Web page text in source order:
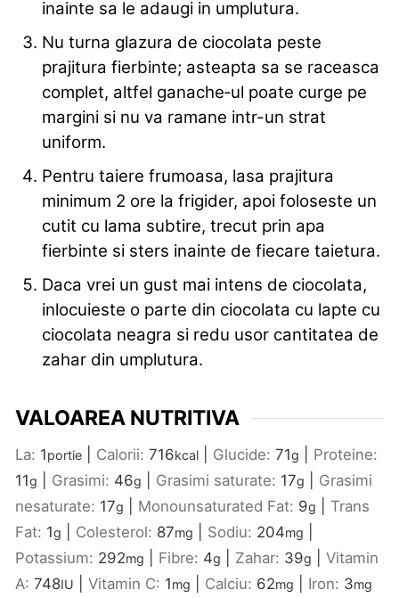
inainte sa le adaugi in umplutura.
Nu turna glazura de ciocolata peste
prajitura fierbinte; asteapta sa se raceasca
complet, altfel ganache‑ul poate curge pe
margini si nu va ramane intr-un strat
uniform.
Pentru taiere frumoasa, lasa prajitura
minimum 2 ore la frigider, apoi foloseste un
cutit cu lama subtire, trecut prin apa
fierbinte si sters inainte de fiecare taietura.
Daca vrei un gust mai intens de ciocolata,
inlocuieste o parte din ciocolata cu lapte cu
ciocolata neagra si redu usor cantitatea de
zahar din umplutura.
VALOAREA NUTRITIVA
La: 1portie Calorii: 716kcal Glucide: 71g
Proteine:
11g Grasimi: 46g Grasimi saturate: 17g
Grasimi
nesaturate: 17g Monounsaturated Fat: 9g
Trans
Fat: 1g Colesterol: 87mg Sodiu: 204mg
Potassium: 292mg Fibre: 4g Zahar: 39g
Vitamin
A: 748IU Vitamin C: 1mg Calciu: 62mg Iron: 3mg